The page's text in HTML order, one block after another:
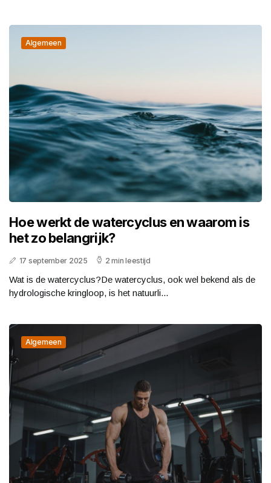
Algemeen
Hoe werkt de watercyclus en waarom is
het zo belangrijk?
17 september 2025 2 min leestijd
Wat is de watercyclus?De watercyclus, ook wel bekend als de
hydrologische kringloop, is het natuurli...
Algemeen